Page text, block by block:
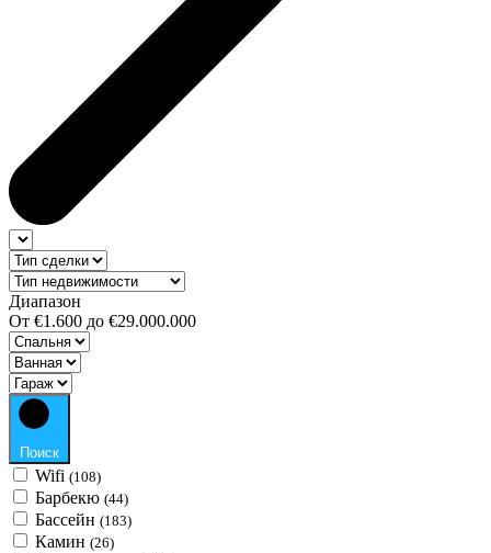
Диапазон
От €1.600 до €29.000.000
Поиск
Wifi (108)
Барбекю (44)
Бассейн (183)
Камин (26)